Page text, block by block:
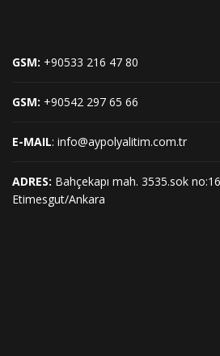
GSM: +90533 216 47 80
GSM: +90542 297 65 66
E-MAIL: info@aypolyalitim.com.tr
ADRES: Bahçekapı mah. 3535.sok
Etimesgut/Ankara